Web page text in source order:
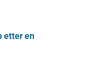
etter en